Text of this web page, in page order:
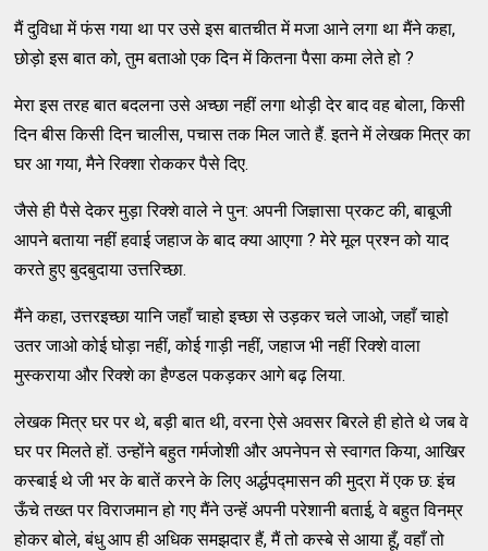
मैं दुविधा में फंस गया था पर उसे इस बातचीत में मजा आने लगा था मैंने कहा,
छोड़ो इस बात को, तुम बताओ एक दिन में कितना पैसा कमा लेते हो ?
मेरा इस तरह बात बदलना उसे अच्छा नहीं लगा थोड़ी देर बाद वह बोला, किसी
दिन बीस किसी दिन चालीस, पचास तक मिल जाते हैं. इतने में लेखक मित्र का
घर आ गया, मैने रिक्शा रोककर पैसे दिए.
जैसे ही पैसे देकर मुड़ा रिक्शे वाले ने पुन: अपनी जिज्ञासा प्रकट की, बाबूजी
आपने बताया नहीं हवाई जहाज के बाद क्या आएगा ? मेरे मूल प्रश्न को याद
करते हुए बुदबुदाया उत्तरिच्छा.
मैंने कहा, उत्तरइच्छा यानि जहाँ चाहो इच्छा से उड़कर चले जाओ, जहाँ चाहो
उतर जाओ कोई घोड़ा नहीं, कोई गाड़ी नहीं, जहाज भी नहीं रिक्शे वाला
मुस्कराया और रिक्शे का हैण्डल पकड़कर आगे बढ़ लिया.
लेखक मित्र घर पर थे, बड़ी बात थी, वरना ऐसे अवसर बिरले ही होते थे जब वे
घर पर मिलते हों. उन्होंने बहुत गर्मजोशी और अपनेपन से स्वागत किया, आखिर
कस्बाई थे जी भर के बातें करने के लिए अर्द्धपद्मासन की मुद्रा में एक छ: इंच
ऊँचे तख्त पर विराजमान हो गए मैंने उन्हें अपनी परेशानी बताई, वे बहुत विनम्र
होकर बोले, बंधु आप ही अधिक समझदार हैं, मैं तो कस्बे से आया हूँ, वहाँ तो